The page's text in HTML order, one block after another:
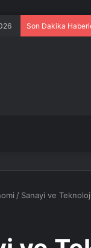
Son Dakika
/ Sanayi ve